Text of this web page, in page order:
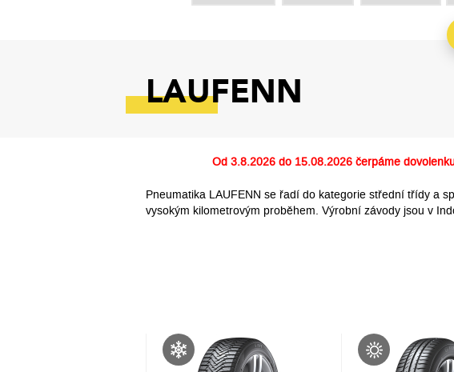
LAUFENN
Od 3.8.2026 do 15.08.2026 čerpáme
Pneumatika LAUFENN se řadí do kategorie střední třídy a
vysokým kilometrovým proběhem. Výrobní závody jsou v